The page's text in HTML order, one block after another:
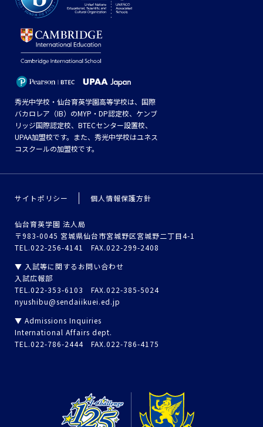
秀光中学校・仙台育英学園高等学校は、国際
バカロレア（IB）のMYP・DP認定校、ケンブ
リッジ国際認定校、BTECセンター設置校、
UPAA加盟校です。また、秀光中学校はユネス
コスクールの加盟校です。
サイトポリシー 個人情報保護方針
仙台育英学園 法人局
〒983-0045 宮城県仙台市宮城野区宮城野二丁目4-1
TEL.022-256-4141 FAX.022-299-2408
▼ 入試等に関するお問い合わせ
入試広報部
TEL.022-353-6103 FAX.022-385-5024
nyushibu@sendaiikuei.ed.jp
▼ Admissions Inquiries
International Affairs dept.
TEL.022-786-2444 FAX.022-786-4175